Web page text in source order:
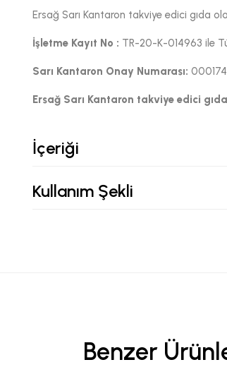
Ersağ Sarı Kantaron takviye edici gıda
İşletme Kayıt No : TR-20-K-014963 ile
Sarı Kantaron Onay Numarası:
Ersağ Sarı Kantaron takviye edici
İçeriği
Kullanım Şekli
Benzer